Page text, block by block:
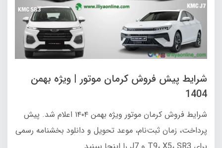
شرایط پیش فروش کرمان موتور | ویژه بهمن
1404
شرایط فروش کرمان موتور ویژه بهمن ۱۴۰۴ اعلام شد. پیش
پرداخت، زمان ثبت‌نام، موعد تحویل و دانلود بخشنامه رسمی